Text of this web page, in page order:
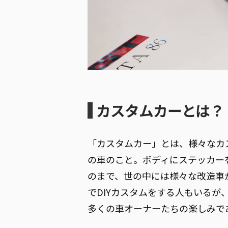
カスタムカーとは？
「カスタムカー」とは、様々な
の車のこと。ボディにステッカ
のまで、世の中には様々な改造
でDIYカスタムをする人もいるが
多くの車オーナーたちの楽しみで